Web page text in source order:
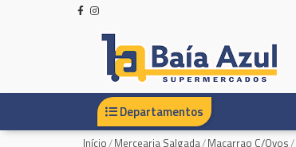
Departamentos
Início/Mercearia Salgada/Macarrao C/Ovos/